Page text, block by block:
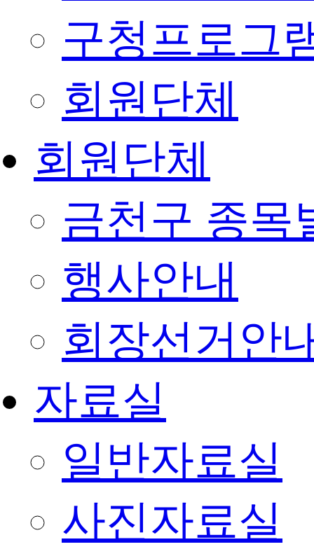
구청프로그
회원단체
회원단체
금천구 종목
행사안내
회장선거안
자료실
일반자료실
사진자료실